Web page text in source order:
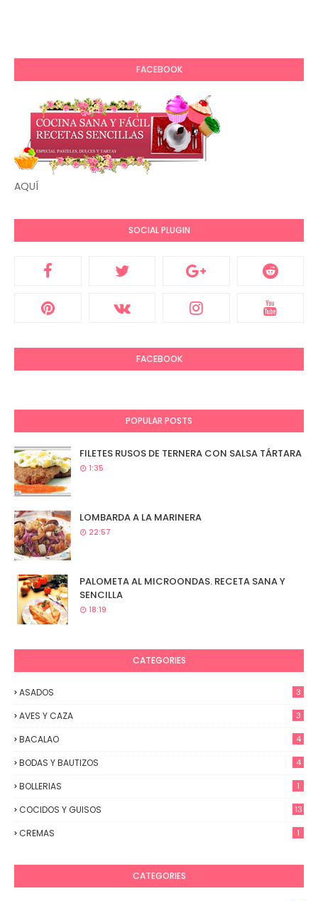
FACEBOOK
AQUÍ
SOCIAL PLUGIN
FACEBOOK
POPULAR POSTS
FILETES RUSOS DE TERNERA CON SALSA TÁRTARA
1:35
LOMBARDA A LA MARINERA
22:57
PALOMETA AL MICROONDAS. RECETA SANA Y
SENCILLA
18:19
CATEGORIES
ASADOS 3
AVES Y CAZA 3
BACALAO 4
BODAS Y BAUTIZOS 4
BOLLERIAS 1
COCIDOS Y GUISOS 13
CREMAS 1
CATEGORIES